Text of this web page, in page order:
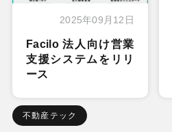
2025年09月12日
Facilo 法人向け営業
支援システムをリリ
ース
不動産テック